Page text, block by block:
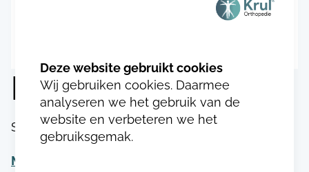
Durea 1112.9752
SKU: DU111217497523
Meer informatie
Wij gebruiken cookies. Daarmee
analyseren we het gebruik van de
website en verbeteren we het
gebruiksgemak.